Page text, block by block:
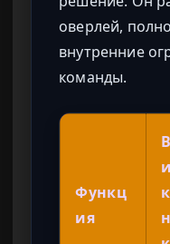
оверлей,
внутренние
команды.
Функц
ия